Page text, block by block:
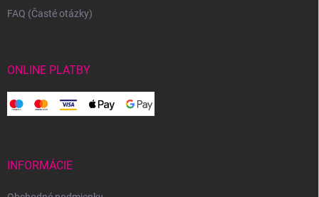
FAQ (Časté otázky)
ONLINE PLATBY
INFORMÁCIE